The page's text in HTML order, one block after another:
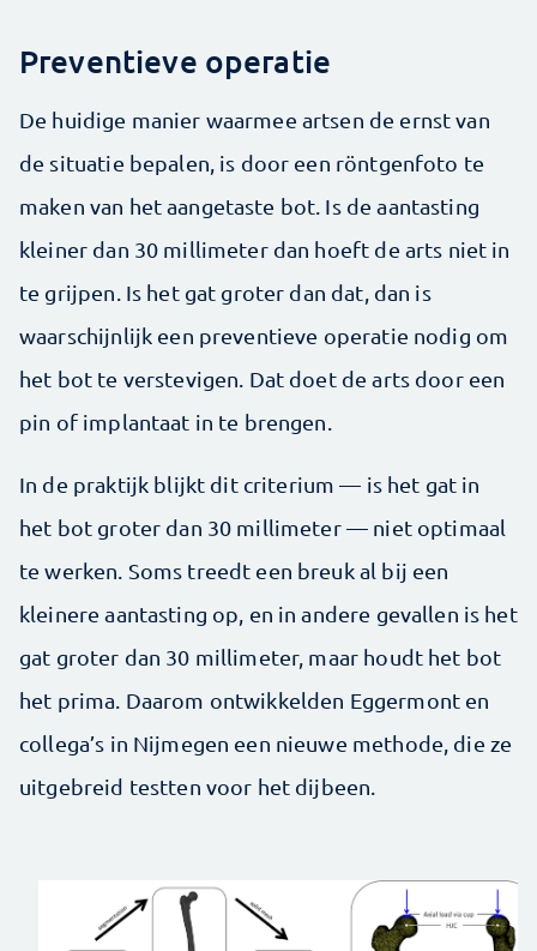
Preventieve operatie
De huidige manier waarmee artsen de ernst van
de situatie bepalen, is door een röntgenfoto te
maken van het aangetaste bot. Is de aantasting
kleiner dan 30 millimeter dan hoeft de arts niet in
te grijpen. Is het gat groter dan dat, dan is
waarschijnlijk een preventieve operatie nodig om
het bot te verstevigen. Dat doet de arts door een
pin of implantaat in te brengen.
In de praktijk blijkt dit criterium — is het gat in
het bot groter dan 30 millimeter — niet optimaal
te werken. Soms treedt een breuk al bij een
kleinere aantasting op, en in andere gevallen is het
gat groter dan 30 millimeter, maar houdt het bot
het prima. Daarom ontwikkelden Eggermont en
collega’s in Nijmegen een nieuwe methode, die ze
uitgebreid testten voor het dijbeen.